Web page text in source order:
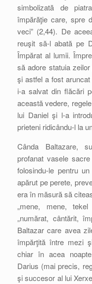
simbolizată de
împărăţie care, spre
veci” (2,44). De
reuşit să-l abată pe
Împărat al lumii.
să adore statuia
şi astfel a fost
i-a salvat din flăcări
această vedere,
lui Daniel şi l-a
prieteni ridicându-l la
Cânda Baltazare,
profanat vasele
folosindu-le pentru
apărut pe perete,
era în măsură să
„mene, mene,
„numărat, cântărit,
Baltazar care avea
împărţită între mezi
chiar în acea
Darius (mai precis,
şi succesor al lui